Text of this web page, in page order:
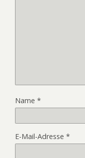
Name *
E-Mail-Adresse *